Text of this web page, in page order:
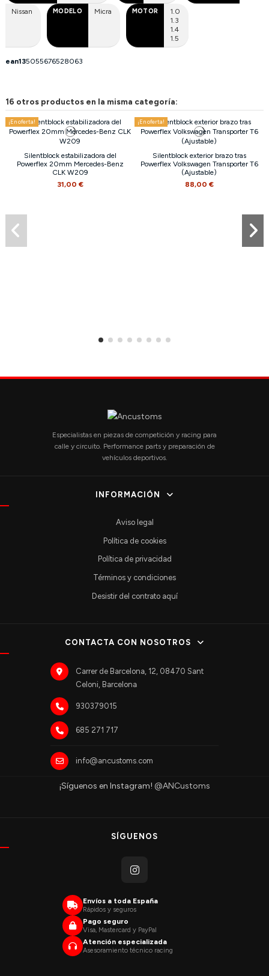
Nissan MODELO Micra MOTOR
1.0
1.3
1.4
1.5
ean135055676528063
16 otros productos en la misma categoría:
¡En oferta!
Silentblock estabilizadora del
Powerflex 20mm Mercedes-Benz
CLK W209
31,00 €
¡En oferta!
Silentblock exterior brazo tras
Powerflex Volkswagen Transporter T6
(Ajustable)
88,00 €
Especialistas en piezas de competición y racing para
calle y circuito. Performance parts y preparación de
vehículos deportivos.
INFORMACIÓN
Aviso legal
Política de cookies
Política de privacidad
Términos y condiciones
Desistir del contrato aquí
CONTACTA CON NOSOTROS
Carrer de Barcelona, 12, 08470 Sant
Celoni, Barcelona
930379015
685 271 717
info@ancustoms.com
¡Síguenos en Instagram! @ANCustoms
SÍGUENOS
Envíos a toda España
Rápidos y seguros
Pago seguro
Visa, Mastercard y PayPal
Atención especializada
Asesoramiento técnico racing